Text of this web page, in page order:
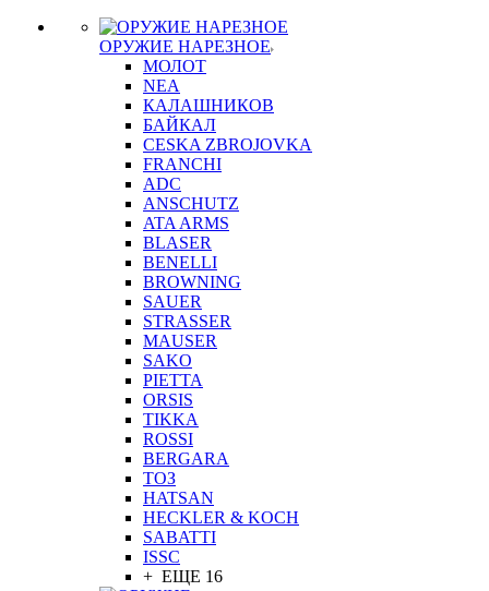
ОРУЖИЕ НАРЕЗНОЕ
МОЛОТ
NEA
КАЛАШНИКОВ
БАЙКАЛ
CESKA ZBROJOVKA
FRANCHI
ADC
ANSCHUTZ
ATA ARMS
BLASER
BENELLI
BROWNING
SAUER
STRASSER
MAUSER
SAKO
PIETTA
ORSIS
TIKKA
ROSSI
BERGARA
ТОЗ
HATSAN
HECKLER & KOCH
SABATTI
ISSC
+ ЕЩЕ 16